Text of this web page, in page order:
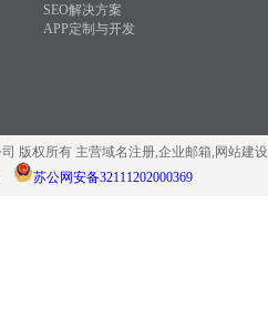
SEO解决方案
APP定制与开发
版权所有 主营域名注册,企业邮箱,网站建
苏公网安备32111202000369